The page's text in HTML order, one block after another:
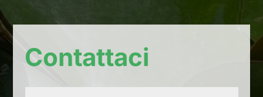
Contattaci